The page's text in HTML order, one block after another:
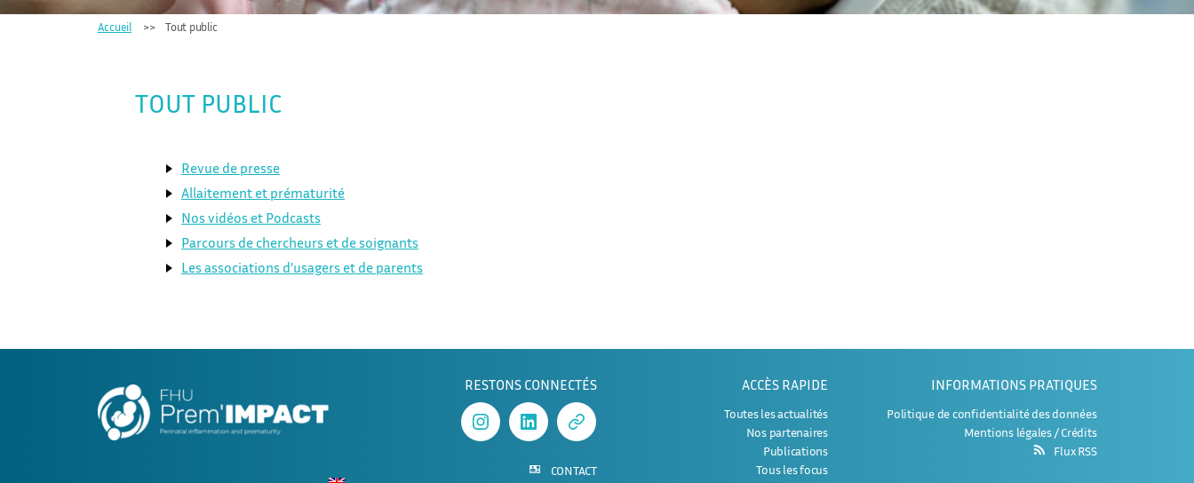
Accueil Tout public
TOUT PUBLIC
Revue de presse
Allaitement et prématurité
Nos vidéos et Podcasts
Parcours de chercheurs et de soignants
Les associations d’usagers et de parents
RESTONS CONNECTÉS
InstagramLinked
In
APHERESE-
2
CONTACT
ACCÈS RAPIDE
Toutes les actualités
Nos partenaires
Publications
Tous les focus
INFORMATIONS PRATIQUES
Politique de confidentialité des données
Mentions légales / Crédits
Flux RSS